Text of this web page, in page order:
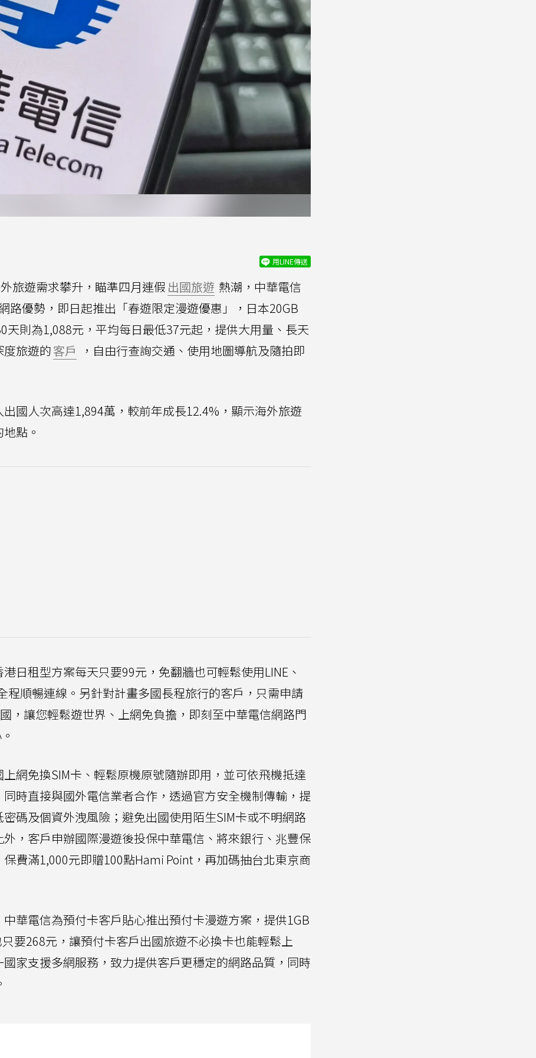
用LINE傳送
旅遊需求攀升，瞄準四月連假 出國旅遊 熱潮，中華電信
路優勢，即日起推出「春遊限定漫遊優惠」，日本20GB
天則為1,088元，平均每日最低37元起，提供大用量、長天
旅遊的客戶
，自由行查詢交通、使用地圖導航及隨拍即
國人次高達1,894萬，較前年成長12.4%，顯示海外旅遊
點。
日租型方案每天只要99元，免翻牆也可輕鬆使用LINE、
程順暢連線。另針對計畫多國長程旅行的客戶，只需申請
，讓您輕鬆遊世界、上網免負擔，即刻至中華電信網路門
網免換SIM卡、輕鬆原機原號隨辦即用，並可依飛機抵達
時直接與國外電信業者合作，透過官方安全機制傳輸，提
碼及個資外洩風險；避免出國使用陌生SIM卡或不明網路
，客戶申辦國際漫遊後投保中華電信、將來銀行、兆豐保
費滿1,000元即贈100點Hami Point，再加碼抽台北東京商
華電信為預付卡客戶貼心推出預付卡漫遊方案，提供1GB
要268元，讓預付卡客戶出國旅遊不必換卡也能輕鬆上
家支援多網服務，致力提供客戶更穩定的網路品質，同時